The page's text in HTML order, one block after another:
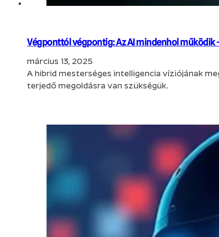
Végponttól végpontig: Az AI mindenhol működik
március 13, 2025
A hibrid mesterséges intelligencia víziójának
terjedő megoldásra van szükségük.